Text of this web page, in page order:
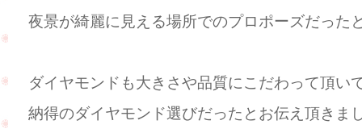
夜景が綺麗に見える場所でのプロポーズだった
ダイヤモンドも大きさや品質にこだわって頂い
納得のダイヤモンド選びだったとお伝え頂きま